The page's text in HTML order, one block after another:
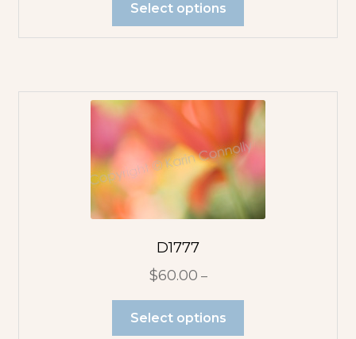
Select options
D1777
$60.00 –
Select options